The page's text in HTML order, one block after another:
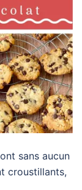
sans aucun
croustillants,